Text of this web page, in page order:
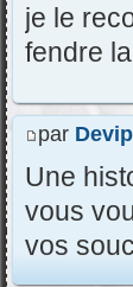
je le
fendre
par
Une
vous
vos